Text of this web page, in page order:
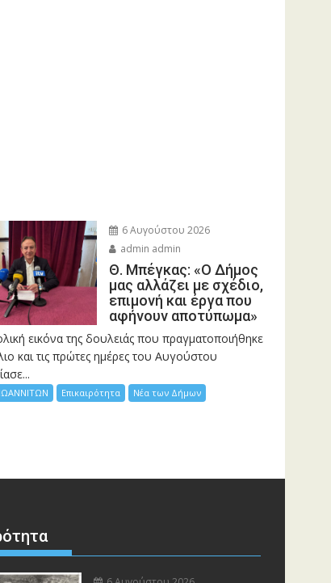
6 Αυγούστου 2026
admin admin
Θ. Μπέγκας: «Ο Δήμος
μας αλλάζει με σχέδιο,
επιμονή και έργα που
αφήνουν αποτύπωμα»
εικόνα της δουλειάς που πραγματοποιήθηκε
και τις πρώτες ημέρες του Αυγούστου
Επικαιρότητα Νέα των Δήμων